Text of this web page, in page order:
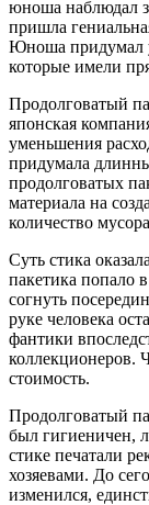
юноша наблюдал
пришла
Юноша придумал
которые имели
Продолговатый
японская
уменьшения
придумала
продолговатых
материала на
количество
Суть стика
пакетика попало
согнуть
руке человека
фантики
коллекционеров.
стоимость.
Продолговатый
был гигиеничен,
стике печатали
хозяевами. До
изменился,